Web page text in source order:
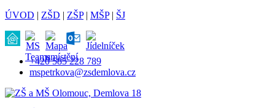
ÚVOD | ZŠD | ZŠP| MŠP| ŠJ
+420 585 228 789
mspetrkova@zsdemlova.cz